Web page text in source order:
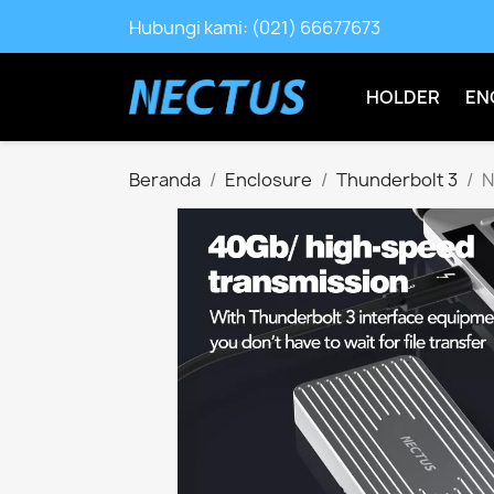
Hubungi kami: (021) 66677673
HOLDER
Beranda Enclosure Thunderbolt 3